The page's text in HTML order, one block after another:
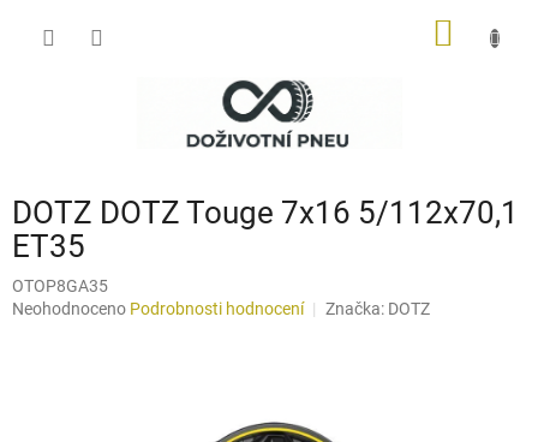
DOTZ DOTZ Touge 7x16 5/112x70,1
ET35
OTOP8GA35
Průměrné
Neohodnoceno Podrobnosti hodnocení Značka: DOTZ